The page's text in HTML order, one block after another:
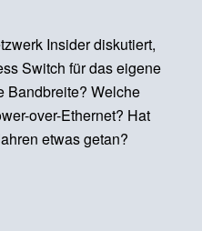
Insider diskutiert,
Switch für das eigene
Bandbreite? Welche
over-Ethernet? Hat
etwas getan?